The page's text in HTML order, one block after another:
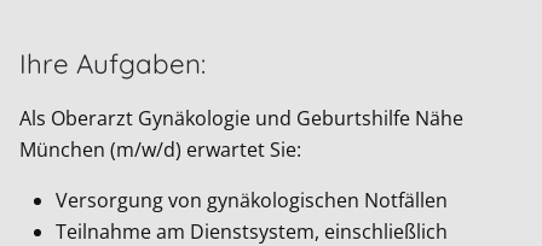
Ihre Aufgaben:
Als Oberarzt Gynäkologie und Geburtshilfe Nähe
München (m/w/d) erwartet Sie:
Versorgung von gynäkologischen Notfällen
Teilnahme am Dienstsystem, einschließlich